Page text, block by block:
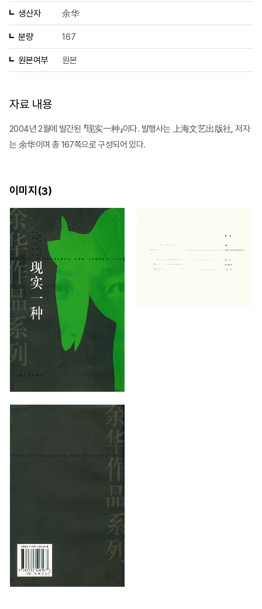
생산자 余华
분량 167
원본여부 원본
자료 내용
2004년 2월에 발간된 『现实一种』이다. 발행사는 上海文艺出版社, 저자
는 余华이며 총 167쪽으로 구성되어 있다.
이미지(3)